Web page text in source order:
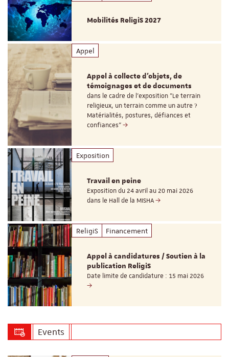
Mobilités ReligiS 2027
Appel
Appel à collecte d'objets, de
témoignages et de documents
dans le cadre de l'exposition "Le terrain
religieux, un terrain comme un autre ?
Matérialités, postures, défiances et
confiances"
Exposition
Travail en peine
Exposition du 24 avril au 20 mai 2026
dans le Hall de la MISHA
ReligiS Financement
Appel à candidatures / Soutien à la
publication ReligiS
Date limite de candidature : 15 mai 2026
Events